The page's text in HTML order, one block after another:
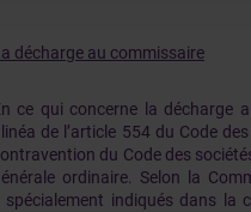
décharge au commissaire
ce qui concerne la décharge
de l’article 554 du Code
du Code des
ordinaire. Selon la
spécialement indiqués dans la